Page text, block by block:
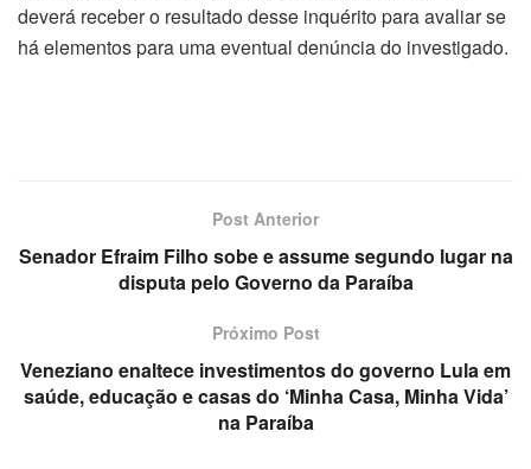
deverá receber o resultado desse inquérito para avaliar se
há elementos para uma eventual denúncia do investigado.
Post Anterior
Senador Efraim Filho sobe e assume segundo lugar na
disputa pelo Governo da Paraíba
Próximo Post
Veneziano enaltece investimentos do governo Lula em
saúde, educação e casas do ‘Minha Casa, Minha Vida’
na Paraíba